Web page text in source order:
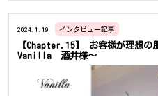
ィ→あり▲ 空調→個別空調▲ トイレ→共用
洗い)▲ 光ケーブル【電話線】→引き込み
録制）【物件写真】～担当者コメント～オ
所に位置しているビルとなります！少し一
どが立ち並び、京都らしい風情のある素敵
分圏内とアクセスも申し分ないので、この
い！！よろしくお願いいたします。
2024.1.19 インタビュー記事
【Chapter.15】 お客様が理想の
Vanilla 酒井様～